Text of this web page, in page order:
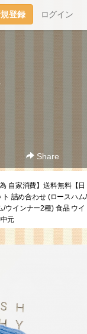
登録 ログイン
Share
自家消費】送料無料【日
詰め合わせ (ロースハム/
ウインナー2種) 食品 ウイ
元